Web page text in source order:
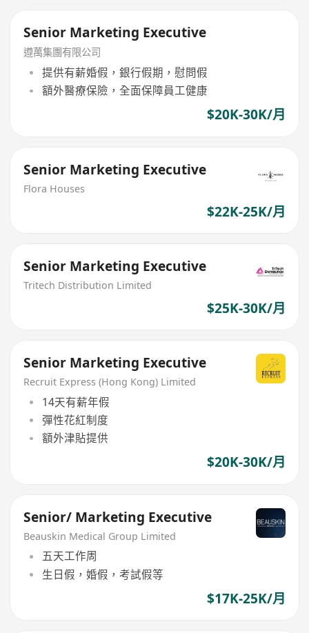
Senior Marketing Executive
遵萬集團有限公司
提供有薪婚假，銀行假期，慰問假
額外醫療保險，全面保障員工健康
$20K-30K/月
Senior Marketing Executive
Flora Houses
$22K-25K/月
Senior Marketing Executive
Tritech Distribution Limited
$25K-30K/月
Senior Marketing Executive
Recruit Express (Hong Kong) Limited
14天有薪年假
彈性花紅制度
額外津貼提供
$20K-30K/月
Senior/ Marketing Executive
Beauskin Medical Group Limited
五天工作周
生日假，婚假，考試假等
$17K-25K/月